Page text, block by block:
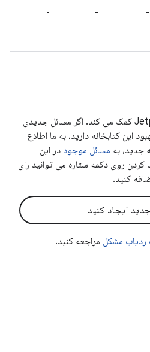
-
-
-
بازخورد شما به بهتر شدن Jetpack کمک می کند. اگر مسائل جدیدی
این کتابخانه دارید، به ما اطلاع
جدید، به مسائل موجود در این
کردن روی دکمه ستاره می توانید رای
کنید.
ایجاد کنید
ردیاب مشکل مراجعه کنید.